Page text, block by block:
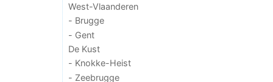
West-Vlaanderen
- Brugge
- Gent
De Kust
- Knokke-Heist
- Zeebrugge